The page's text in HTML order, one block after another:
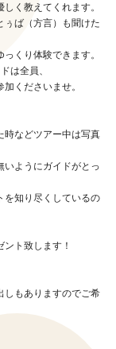
く教えてくれます。
ぅば（方言）も聞けた
くり体験できます。
は全員、
くださいませ。
時などツアー中は写真
いようにガイドがとっ
を知り尽くしているの
ト致します！
しもありますのでご希